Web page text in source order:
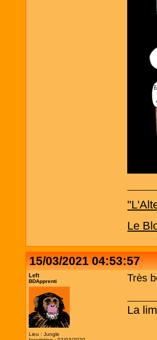
Le
15/03/2021 04:53:57
Left
BDApprenti
Lieu : Jungle
Très
La